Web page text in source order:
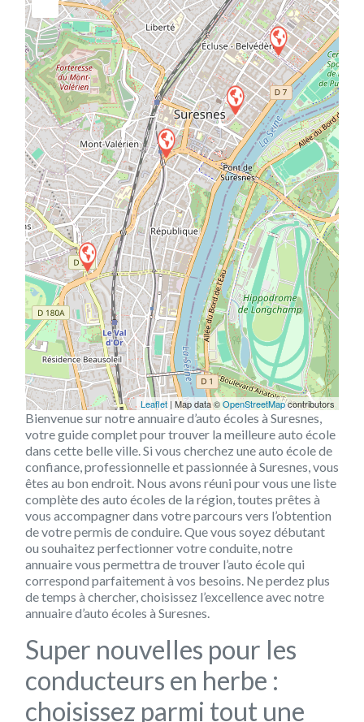
Leaflet | Map data ©OpenStreetMapcontributors
Bienvenue sur notre annuaire d’auto écoles à Suresnes,
votre guide complet pour trouver la meilleure auto école
dans cette belle ville. Si vous cherchez une auto école de
confiance, professionnelle et passionnée à Suresnes, vous
êtes au bon endroit. Nous avons réuni pour vous une liste
complète des auto écoles de la région, toutes prêtes à
vous accompagner dans votre parcours vers l’obtention
de votre permis de conduire. Que vous soyez débutant
ou souhaitez perfectionner votre conduite, notre
annuaire vous permettra de trouver l’auto école qui
correspond parfaitement à vos besoins. Ne perdez plus
de temps à chercher, choisissez l’excellence avec notre
annuaire d’auto écoles à Suresnes.
Super nouvelles pour les
conducteurs en herbe :
choisissez parmi tout une